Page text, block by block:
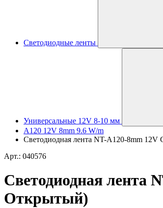
Светодиодные ленты
Универсальные 12V 8-10 мм
A120 12V 8mm 9.6 W/m
Светодиодная лента NT-A120-8mm
Арт.: 040576
Светодиодная лента
Открытый)